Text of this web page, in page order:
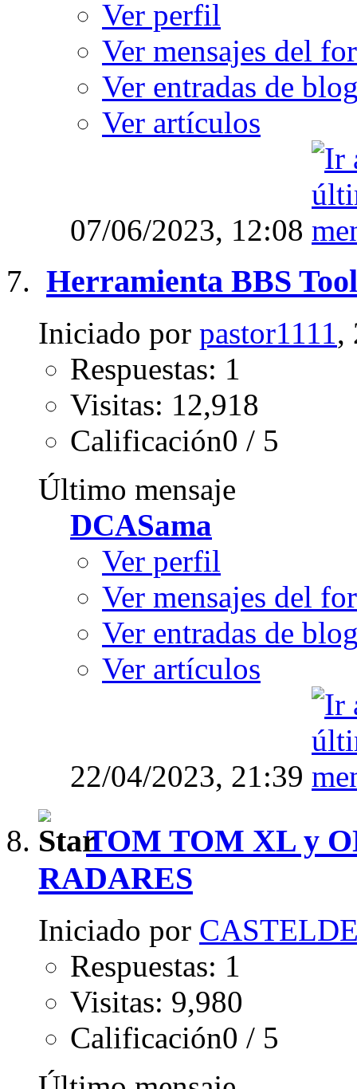
Ver perfil
Ver mensajes del
Ver entradas de
Ver artículos
07/06/2023, 12:08
Herramienta BBS
Iniciado por pastor1111,
Respuestas: 1
Visitas: 12,918
Calificación0 / 5
Último mensaje
DCASama
Ver perfil
Ver mensajes del
Ver entradas de
Ver artículos
22/04/2023, 21:39
TOM TOM XL y
RADARES
Iniciado por
Respuestas: 1
Visitas: 9,980
Calificación0 / 5